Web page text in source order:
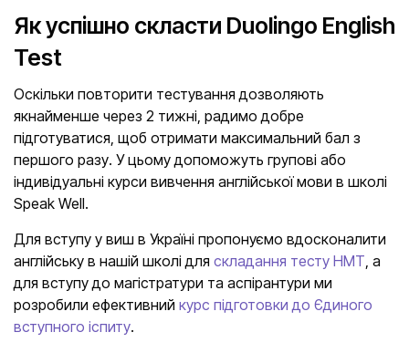
Як успішно скласти Duolingo English
Test
Оскільки повторити тестування дозволяють
якнайменше через 2 тижні, радимо добре
підготуватися, щоб отримати максимальний бал з
першого разу. У цьому допоможуть групові або
індивідуальні курси вивчення англійської мови в школі
Speak Well.
Для вступу у виш в Україні пропонуємо вдосконалити
англійську в нашій школі для складання тесту НМТ , а
для вступу до магістратури та аспірантури ми
розробили ефективний курс підготовки до Єдиного
вступного іспиту.